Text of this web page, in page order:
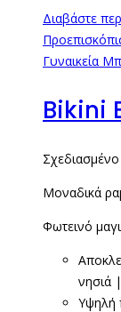
Διαβάστε
Γυναικεία
Bikini
Μοναδικά
Φωτεινό
νησιά |
Υψηλή